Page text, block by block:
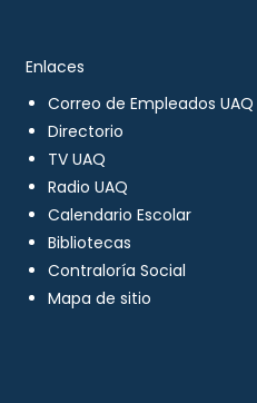
Enlaces
Correo de Empleados UAQ
Directorio
TV UAQ
Radio UAQ
Calendario Escolar
Bibliotecas
Contraloría Social
Mapa de sitio